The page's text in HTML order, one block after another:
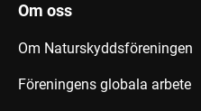
Om oss
Om Naturskyddsföreningen
Föreningens globala arbete